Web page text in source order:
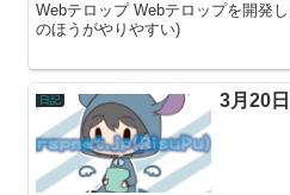
Webテロップ Webテロップを開発
のほうがやりやすい)
日記 3月20